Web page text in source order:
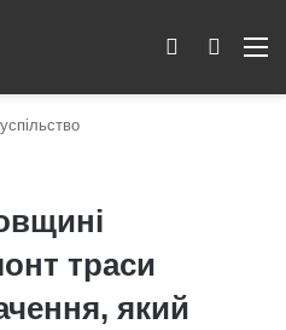
Пошук
Switch skin
траси
який